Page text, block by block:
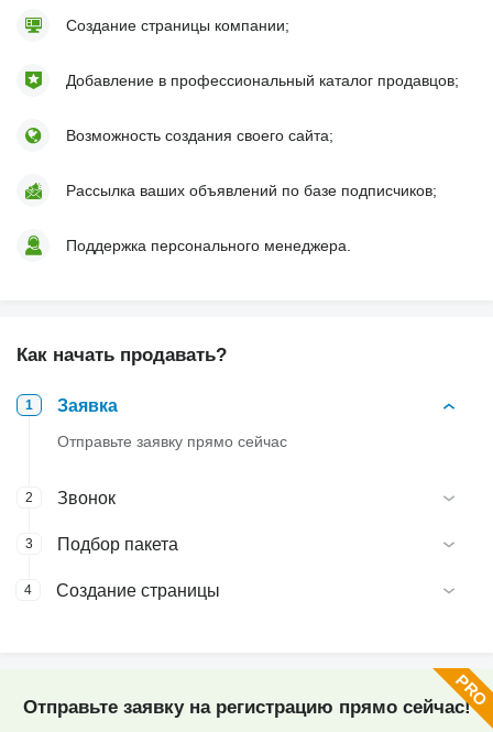
Создание страницы компании;
Добавление в профессиональный каталог продавцов;
Возможность создания своего сайта;
Рассылка ваших объявлений по базе подписчиков;
Поддержка персонального менеджера.
Как начать продавать?
1 Заявка
Отправьте заявку прямо сейчас
2 Звонок
3 Подбор пакета
4 Создание страницы
Отправьте заявку на регистрацию прямо сейчас!